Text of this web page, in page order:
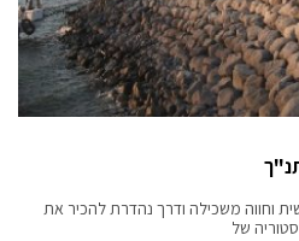
וחווה משכילה ודרך נהדרת להכיר את
של